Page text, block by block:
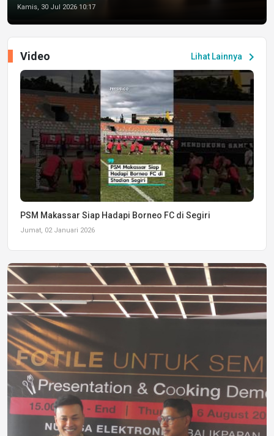
Kamis, 30 Jul 2026 10:17
Lihat Lainnya chevron_right
Video
PSM Makassar Siap Hadapi Borneo FC di Segiri
Jumat, 02 Januari 2026